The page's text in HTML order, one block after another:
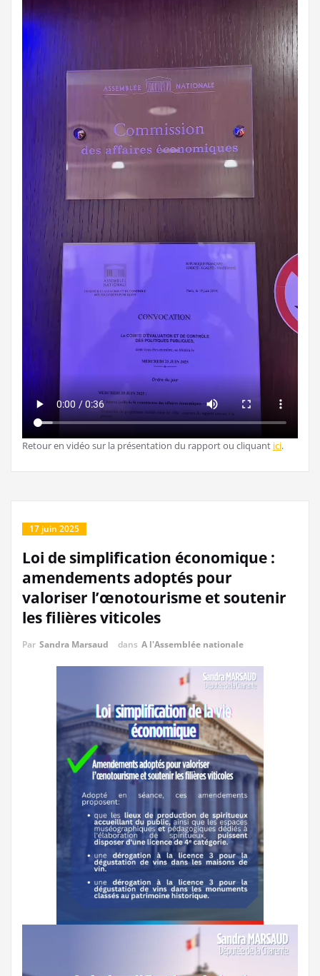
Retour en vidéo sur la présentation du rapport ou cliquant ici.
17 juin 2025
Loi de simplification économique :
amendements adoptés pour
valoriser l’œnotourisme et soutenir
les filières viticoles
Par Sandra Marsaud dans A l'Assemblée nationale